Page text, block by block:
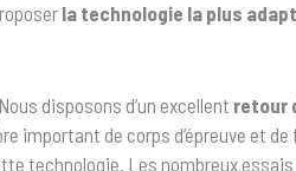
la technologie la plus
disposons d’un excellent retour
important de corps d’épreuve et
technologie. Les nombreux